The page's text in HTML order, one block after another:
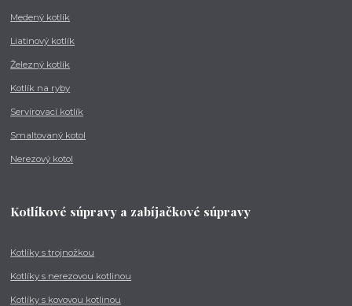
Medený kotlík
Liatinový kotlík
Železný kotlík
Kotlík na ryby
Servírovací kotlík
Smaltovaný kotol
Nerezový kotol
Kotlíkové súpravy a zabíjačkové súpravy
Kotlíky s trojnožkou
Kotlíky s nerezovou kotlinou
Kotlíky s kovovou kotlinou